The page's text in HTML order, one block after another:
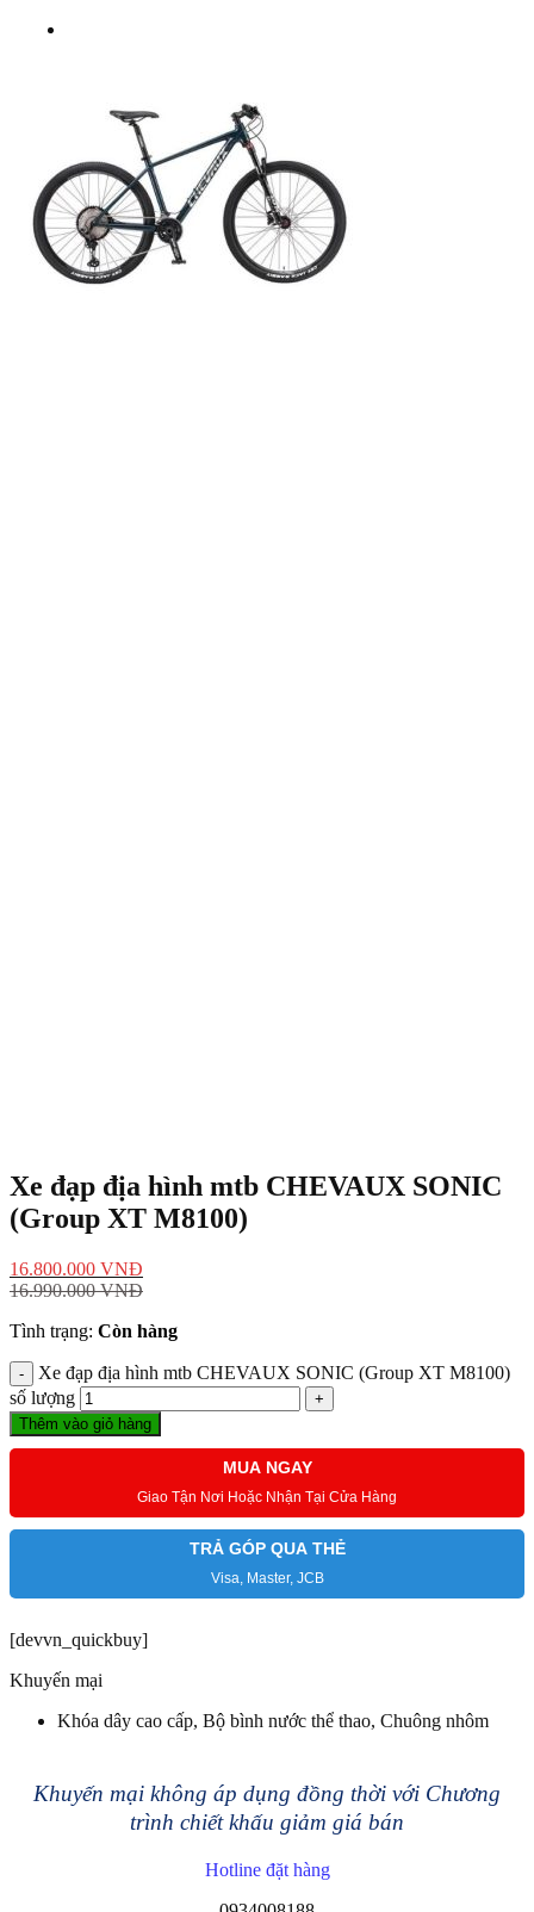
Chưa có sản phẩm trong giỏ hàng.
Xe đạp địa hình mtb CHEVAUX SONIC
(Group XT M8100)
16.800.000 VNĐ
16.990.000VNĐ
Tình trạng: Còn hàng
Xe đạp địa hình mtb CHEVAUX SONIC (Group XT M8100)
số lượng
Thêm vào giỏ hàng
MUA NGAY
Giao Tận Nơi Hoặc Nhận Tại Cửa Hàng
TRẢ GÓP QUA THẺ
Visa, Master, JCB
[devvn_quickbuy]
Khuyến mại
Khóa dây cao cấp, Bộ bình nước thể thao, Chuông nhôm
Khuyến mại không áp dụng đồng thời với Chương
trình chiết khấu giảm giá bán
Hotline đặt hàng